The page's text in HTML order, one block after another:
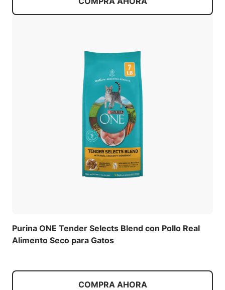
Purina ONE Tender Selects Blend con Pollo Real
Alimento Seco para Gatos
COMPRA AHORA